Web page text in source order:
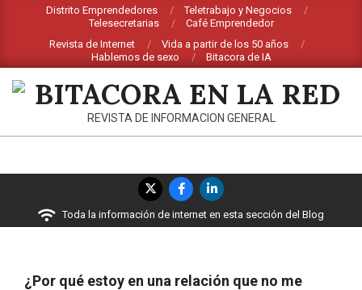
contenido
Distrito Emprendedores
Teletrabajo y Negocios
Telesecretarias
Café Emprendedor
Revista de Internet
Vida a partir de los 50 años
Hablemos de sexo
Bitacora de IA
BITACORA
LA
RED
REVISTA DE INFORMACION GENERAL
navegación
Toda la información de internet en esta sección del Blog
¿Por qué estoy en una relación que no me